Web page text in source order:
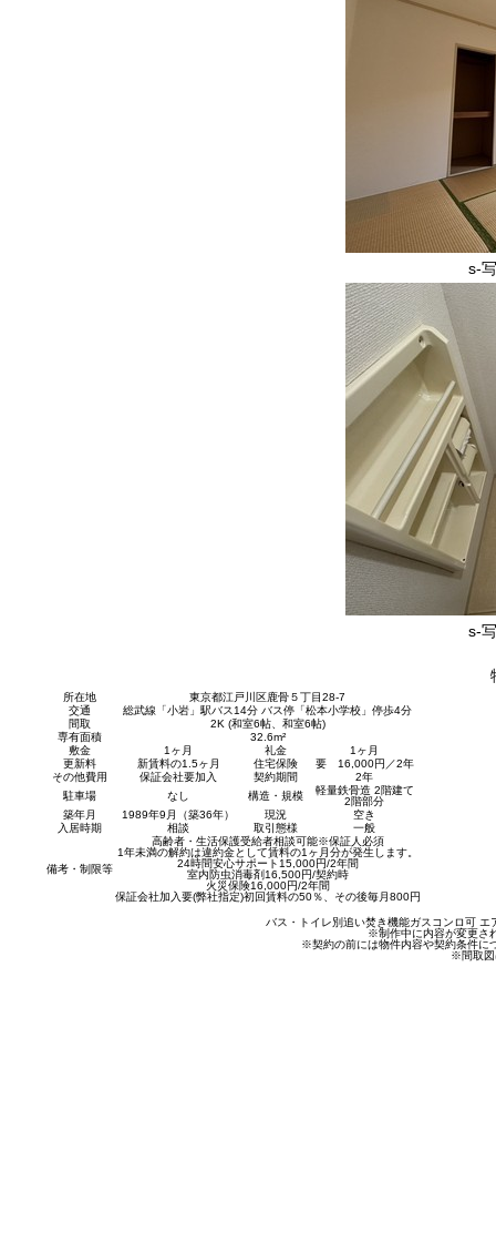
s-
s-
所在地
東京都江戸川区鹿骨５丁目28-7
交通
総武線「小岩」駅バス14分 バス停「松本小学校」停歩4分
間取
2K (和室6帖、和室6帖)
専有面積
32.6m²
敷金
1ヶ月 礼金
1ヶ月
更新料
新賃料の1.5ヶ月 住宅保険
要 16,000円／2年
その他費用
保証会社要加入 契約期間
2年
駐車場
なし 構造・規模
軽量鉄骨造 2階建て
2階部分
築年月
1989年9月（築36年） 現況
空き
入居時期
相談 取引態様 一般
備考・制限等
高齢者・生活保護受給者相談可能※保証人必須
1年未満の解約は違約金として賃料の1ヶ月分が発生します。
24時間安心サポート15,000円/2年間
室内防虫消毒剤16,500円/契約時
火災保険16,000円/2年間
保証会社加入要(弊社指定)初回賃料の50％、その後毎月800円
バス・トイレ別追い焚き機能ガスコンロ可 エ
※制作中に内容が変更さ
※契約の前には物件内容や契約条件に
※間取図